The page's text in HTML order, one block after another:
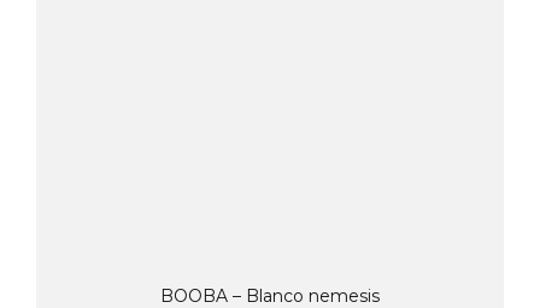
BOOBA – Blanco nemesis